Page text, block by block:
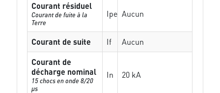
Courant résiduel
Courant de fuite à la
Terre
Ipe Aucun
Courant de suite If
Aucun
Courant de
décharge nominal
15 chocs en onde 8/20
µs
In 20 kA